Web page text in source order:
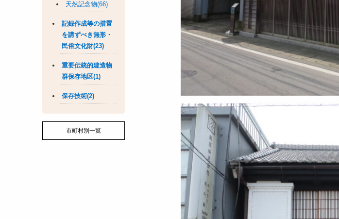
天然記念物(66)
記録作成等の措置
を講ずべき無形・
民俗文化財(23)
重要伝統的建造物
群保存地区(1)
保存技術(2)
市町村別一覧